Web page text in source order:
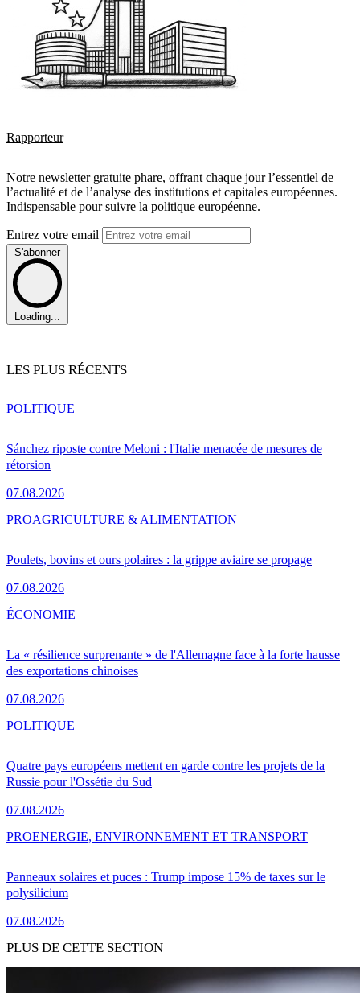
Rapporteur
Notre newsletter gratuite phare, offrant chaque jour l’essentiel de
l’actualité et de l’analyse des institutions et capitales européennes.
Indispensable pour suivre la politique européenne.
Entrez votre email
S'abonner
Loading...
LES PLUS RÉCENTS
Sánchez riposte contre Meloni : l'Italie menacée de mesures de
rétorsion
07.08.2026
POLITIQUE
Poulets, bovins et ours polaires : la grippe aviaire se propage
07.08.2026
PROAGRICULTURE & ALIMENTATION
La « résilience surprenante » de l'Allemagne face à la forte hausse
des exportations chinoises
07.08.2026
ÉCONOMIE
Quatre pays européens mettent en garde contre les projets de la
Russie pour l'Ossétie du Sud
07.08.2026
POLITIQUE
Panneaux solaires et puces : Trump impose 15% de taxes sur le
polysilicium
07.08.2026
PROENERGIE, ENVIRONNEMENT ET TRANSPORT
PLUS DE CETTE SECTION